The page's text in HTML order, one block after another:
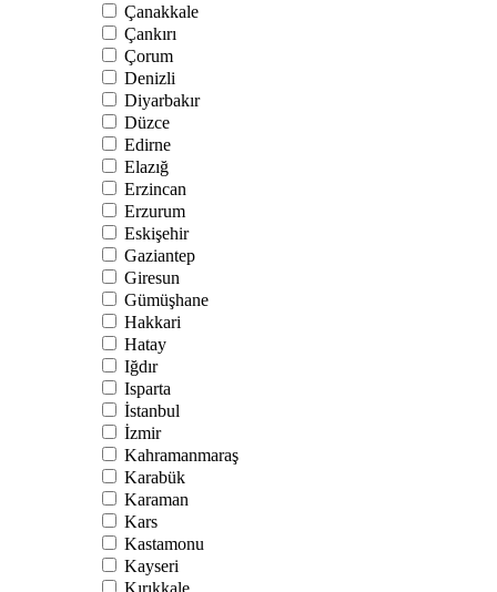
Çanakkale
Çankırı
Çorum
Denizli
Diyarbakır
Düzce
Edirne
Elazığ
Erzincan
Erzurum
Eskişehir
Gaziantep
Giresun
Gümüşhane
Hakkari
Hatay
Iğdır
Isparta
İstanbul
İzmir
Kahramanmaraş
Karabük
Karaman
Kars
Kastamonu
Kayseri
Kırıkkale